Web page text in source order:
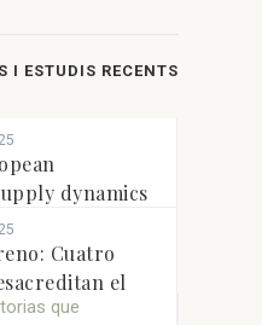
I ESTUDIS RECENTS
dynamics
Cuatro
el